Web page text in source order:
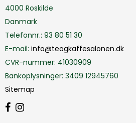
4000 Roskilde
Danmark
Telefonnr.: 93 80 51 30
E-mail: info@teogkaffesalonen.dk
CVR-nummer: 41030909
Bankoplysninger: 3409 12945760
Sitemap